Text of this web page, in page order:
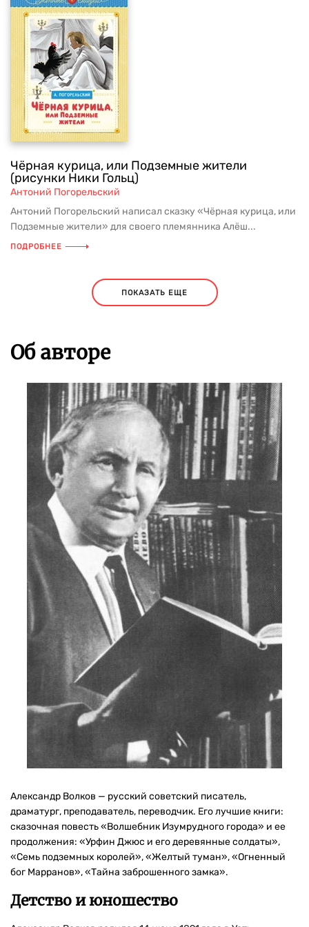
Чёрная курица, или Подземные жители
(рисунки Ники Гольц)
Антоний Погорельский
Антоний Погорельский написал сказку «Чёрная курица, или
Подземные жители» для своего племянника Алёш...
ПОДРОБНЕЕ
ПОКАЗАТЬ ЕЩЕ
Об авторе
Александр Волков — русский советский писатель,
драматург, преподаватель, переводчик. Его лучшие книги:
сказочная повесть «Волшебник Изумрудного города» и ее
продолжения: «Урфин Джюс и его деревянные солдаты»,
«Семь подземных королей», «Желтый туман», «Огненный
бог Марранов», «Тайна заброшенного замка».
Детство и юношество